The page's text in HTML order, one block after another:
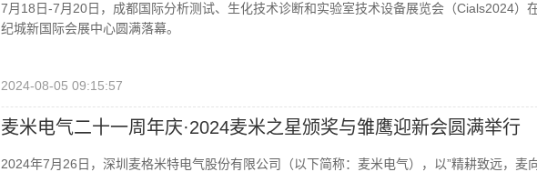
7月18日-7月20日，成都国际分析测试、生化技术诊断和实验室技术设备展览会（Cials2024）
纪城新国际会展中心圆满落幕。
2024-08-05 09:15:57
麦米电气二十一周年庆·2024麦米之星颁奖与雏鹰迎新会圆满举行
2024年7月26日，深圳麦格米特电气股份有限公司（以下简称：麦米电气），以”精耕致远，麦